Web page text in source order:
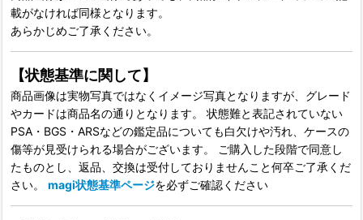
載がなければ同様となります。
あらかじめご了承ください。
【状態基準に関して】
商品画像は実物写真ではなくイメージ写真となりますが、グレード
やカードは商品名の通りとなります。 状態難と表記されていない
PSA・BGS・ARSなどの鑑定品についても白欠けや汚れ、ケースの
傷等が見受けられる場合がございます。 ご購入した段階で同意し
たものとし、返品、交換は受付しておりませんこと何卒ご了承くだ
さい。 magi状態基準ページを必ずご確認ください